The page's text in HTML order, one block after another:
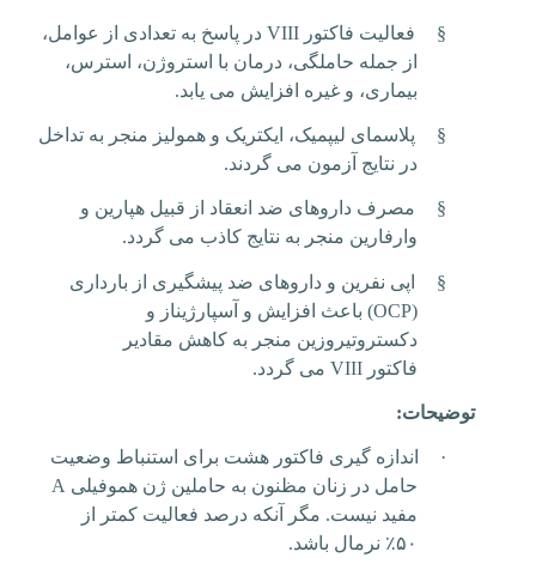
§ فعالیت فاکتورVIII در پاسخ به تعدادی از عوامل،
از جمله حاملگی، درمان با استروژن، استرس،
بیماری، و غیره افزایش می یابد.
§
پلاسمای لیپمیک، ایکتریک و همولیز منجر به تداخل
در نتایج آزمون می گردند.
§
مصرف داروهای ضد انعقاد از قبیل هپارین و
وارفارین منجر به نتایج کاذب می گردد.
§
اپی نفرین و داروهای ضد پیشگیری از بارداری
(
OCP) باعث افزایش و آسپارژیناز و
دکستروتیروزین منجر به کاهش مقادیر
فاکتورVIII می گردد.
توضیحات:
·
اندازه گیری فاکتور هشت برای استنباط وضعیت
حامل در زنان مظنون به حاملین ژن هموفیلی A
مفید نیست. مگر آنکه درصد فعالیت کمتر از
۵۰٪ نرمال باشد.